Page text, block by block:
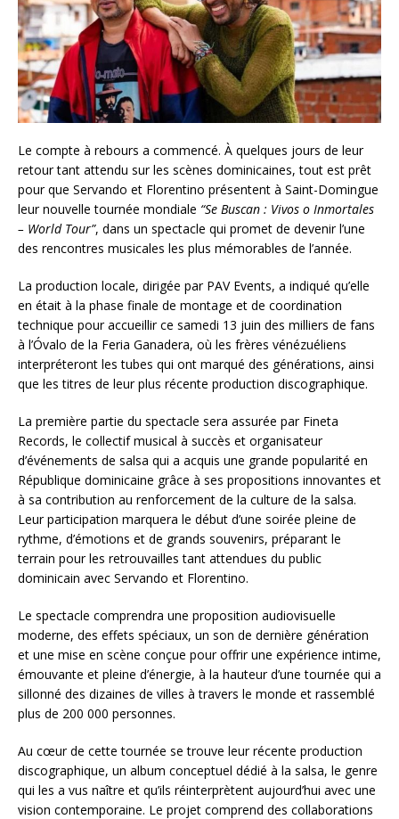
Le compte à rebours a commencé. À quelques jours de leur
retour tant attendu sur les scènes dominicaines, tout est prêt
pour que Servando et Florentino présentent à Saint-Domingue
leur nouvelle tournée mondiale “Se Buscan : Vivos o Inmortales
– World Tour”, dans un spectacle qui promet de devenir l’une
des rencontres musicales les plus mémorables de l’année.
La production locale, dirigée par PAV Events, a indiqué qu’elle
en était à la phase finale de montage et de coordination
technique pour accueillir ce samedi 13 juin des milliers de fans
à l’Óvalo de la Feria Ganadera, où les frères vénézuéliens
interpréteront les tubes qui ont marqué des générations, ainsi
que les titres de leur plus récente production discographique.
La première partie du spectacle sera assurée par Fineta
Records, le collectif musical à succès et organisateur
d’événements de salsa qui a acquis une grande popularité en
République dominicaine grâce à ses propositions innovantes et
à sa contribution au renforcement de la culture de la salsa.
Leur participation marquera le début d’une soirée pleine de
rythme, d’émotions et de grands souvenirs, préparant le
terrain pour les retrouvailles tant attendues du public
dominicain avec Servando et Florentino.
Le spectacle comprendra une proposition audiovisuelle
moderne, des effets spéciaux, un son de dernière génération
et une mise en scène conçue pour offrir une expérience intime,
émouvante et pleine d’énergie, à la hauteur d’une tournée qui a
sillonné des dizaines de villes à travers le monde et rassemblé
plus de 200 000 personnes.
Au cœur de cette tournée se trouve leur récente production
discographique, un album conceptuel dédié à la salsa, le genre
qui les a vus naître et qu’ils réinterprètent aujourd’hui avec une
vision contemporaine. Le projet comprend des collaborations